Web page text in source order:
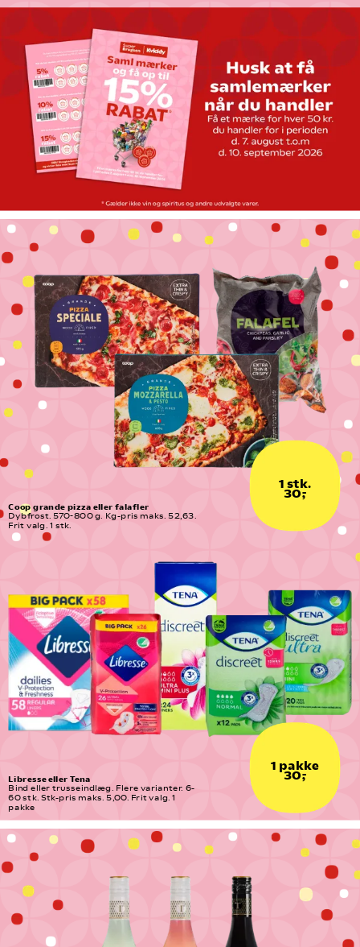
1 stk.
30,-
Coop grande pizza eller falafler
Dybfrost. 570-800 g. Kg-pris maks. 52,63.
Frit valg. 1 stk.
1 pakke
30,-
Libresse eller Tena
Bind eller trusseindlæg. Flere varianter. 6-
60 stk. Stk-pris maks. 5,00. Frit valg. 1
pakke